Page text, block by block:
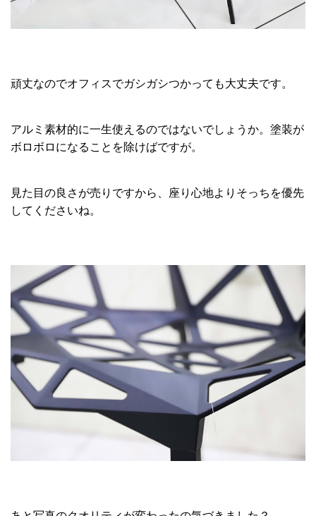
頑丈なのでオフィスでガシガシつかっても大丈夫です。
アルミ素材的に一生使えるのではないでしょうか。塗装が
ボロボロになることを除けばですが。
見た目の良さが売りですから、座り心地よりそっちを優先
してくださいね。